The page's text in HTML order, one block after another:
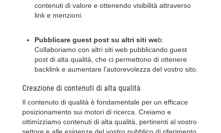
contenuti di valore e ottenendo visibilità attraverso
link e menzioni.
Pubblicare guest post su altri siti web:
Collaboriamo con altri siti web pubblicando guest
post di alta qualità, che ci permettono di ottenere
backlink e aumentare l'autorevolezza del vostro sito.
Creazione di contenuti di alta qualità
Il contenuto di qualità è fondamentale per un efficace
posizionamento sui motori di ricerca. Creiamo e
ottimizziamo contenuti di alta qualità, pertinenti al vostro